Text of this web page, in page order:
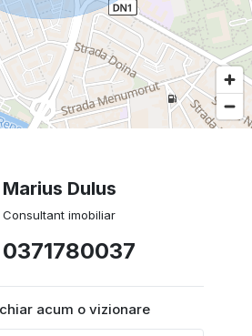
Marius Dulus
Consultant imobiliar
0371780037
acum o vizionare